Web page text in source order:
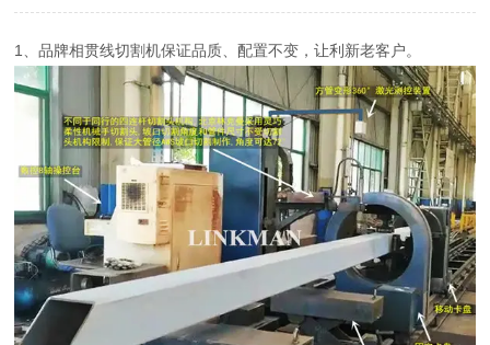
1、品牌相贯线切割机保证品质、配置不变，让利新老客户。